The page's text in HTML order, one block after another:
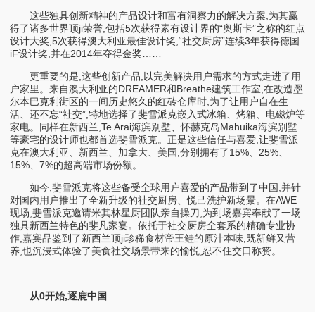
这些独具创新精神的产品设计和富有洞察力的解决方案,为其赢
得了诸多世界顶ji荣誉,包括5次获得素有设计界的“奥斯卡”之称的红点
设计大奖,5次获得澳大利亚最佳设计奖,“社交厨房”连续3年获得德国
iF设计奖,并在2014年夺得金奖……
更重要的是,这些创新产品,以完美解决用户需求的方式走进了用
户家里。来自澳大利亚的DREAMER和Breathe建筑工作室,在改造墨
尔本巴克利街区的一间历史悠久的红砖仓库时,为了让用户自在生
活、还不忘“社交”,特地选择了斐雪派克嵌入式冰箱、烤箱、电磁炉等
家电。同样在新西兰,Te Arai海滨别墅、怀赫克岛Mahuika海滨别墅
等豪宅的设计师也都首选斐雪派克。正是这些信任与喜爱,让斐雪派
克在澳大利亚、新西兰、加拿大、美国,分别拥有了15%、25%、
15%、7%的超高端市场份额。
如今,斐雪派克将这些备受全球用户喜爱的产品带到了中国,并针
对国内用户推出了全新升级的社交厨房、悦己洗护新场景。在AWE
现场,斐雪派克邀请米其林星厨团队亲自操刀,为到场嘉宾奉献了一场
独具新西兰特色的斐凡家宴。依托于社交厨房全套系的精确专业协
作,嘉宾品鉴到了新西兰顶ji珍稀食材帝王鲑的原汁本味,既新鲜又营
养,也沉浸式体验了美食社交场景带来的愉悦,忍不住交口称赞。
从0开始,逐鹿中国